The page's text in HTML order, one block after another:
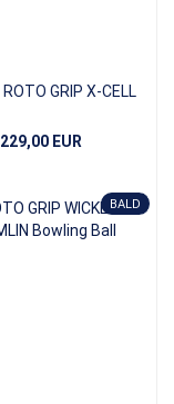
ROTO GRIP X-CELL
229,00 EUR
BALD